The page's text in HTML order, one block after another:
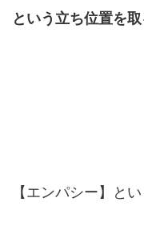
という立ち位置を
【エンパシー】と